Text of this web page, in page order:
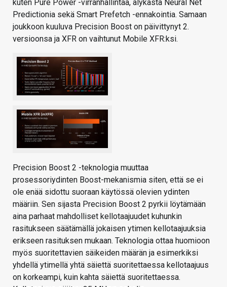
kuten Pure Power -virranhallintaa, älykästä Neural Net
Predictionia sekä Smart Prefetch -ennakointia. Samaan
joukkoon kuuluva Precision Boost on päivittynyt 2.
versioonsa ja XFR on vaihtunut Mobile XFR:ksi.
Precision Boost 2 -teknologia muuttaa
prosessoriydinten Boost-mekanismia siten, että se ei
ole enää sidottu suoraan käytössä olevien ydinten
määriin. Sen sijasta Precision Boost 2 pyrkii löytämään
aina parhaat mahdolliset kellotaajuudet kuhunkin
rasitukseen säätämällä jokaisen ytimen kellotaajuuksia
erikseen rasituksen mukaan. Teknologia ottaa huomioon
myös suoritettavien säikeiden määrän ja esimerkiksi
yhdellä ytimellä yhtä säiettä suoritettaessa kellotaajuus
on korkeampi, kuin kahta säiettä suoritettaessa.